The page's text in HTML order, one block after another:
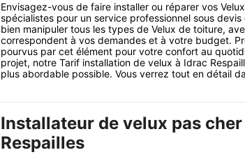
Envisagez-vous de faire installer ou réparer vos
spécialistes pour un service professionnel sous
bien manipuler tous les types de Velux de toiture,
correspondent à vos demandes et à votre budget.
pourvus par cet élément pour votre confort au
projet, notre Tarif installation de velux à Idrac
plus abordable possible. Vous verrez tout en détail
Installateur de velux pas
Respailles